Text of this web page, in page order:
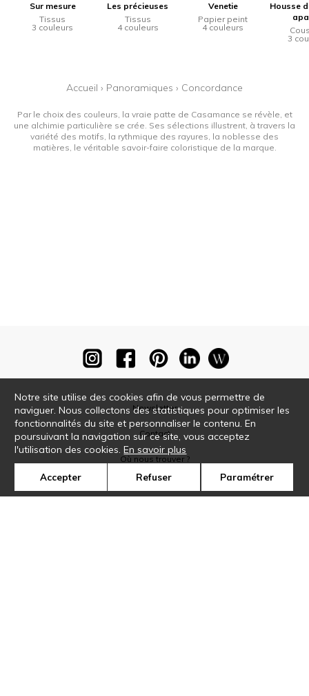
Sur mesure
Tissus
3 couleurs
Les précieuses
Tissus
4 couleurs
Venetie
Papier peint
4 couleurs
Housse
3
Accueil › Panoramiques › Concordance
Par le choix des couleurs, la vraie patte de Casamance se révèle, et
une alchimie particulière se crée. Ses sélections illustrent, à travers la
variété des motifs, la rythmique des rayures, la noblesse des
matières, le véritable savoir-faire coloristique de la marque.
Newsletter
Contact
Où nous trouver ?
Notre site utilise des cookies afin de vous permettre de
naviguer. Nous collectons des statistiques pour optimiser les
fonctionnalités du site et personnaliser le contenu. En
poursuivant la navigation sur ce site, vous acceptez
l'utilisation des cookies.En savoir plus
Accepter Refuser Paramétrer